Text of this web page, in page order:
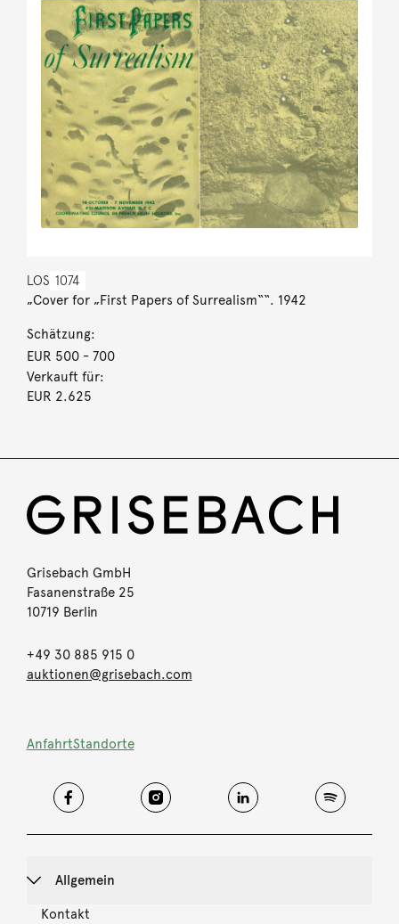
LOS 1074
„Cover for „First Papers of Surrealism““. 1942
Schätzung:
EUR 500- 700
Verkauft für:
EUR 2.625
Grisebach GmbH
Fasanenstraße 25
10719 Berlin
+49 30 885 915 0
auktionen@grisebach.com
AnfahrtStandorte
Allgemein
Kontakt